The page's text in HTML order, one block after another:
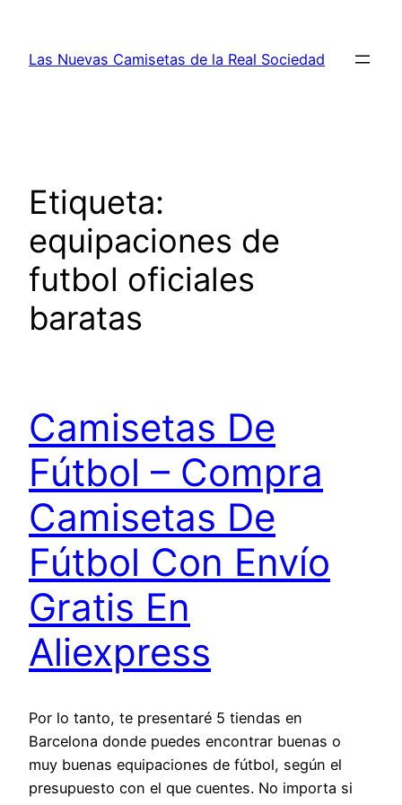
contenido
Las Nuevas Camisetas de la Real Sociedad
Etiqueta:
equipaciones de
futbol oficiales
baratas
Camisetas De
Fútbol – Compra
Camisetas De
Fútbol Con Envío
Gratis En
Aliexpress
Por lo tanto, te presentaré 5 tiendas en
Barcelona donde puedes encontrar buenas o
muy buenas equipaciones de fútbol, según el
presupuesto con el que cuentes. No importa si